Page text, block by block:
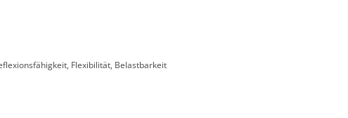
Flexibilität, Belastbarkeit